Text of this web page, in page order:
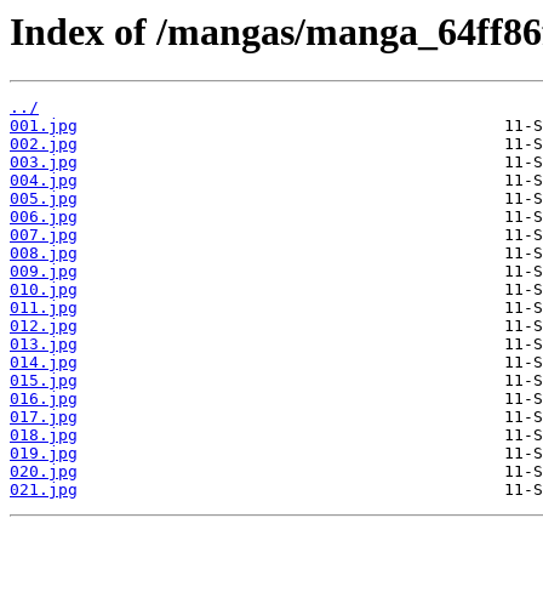
Index of /mangas/
../
001.jpg
002.jpg
003.jpg
004.jpg
005.jpg
006.jpg
007.jpg
008.jpg
009.jpg
010.jpg
011.jpg
012.jpg
013.jpg
014.jpg
015.jpg
016.jpg
017.jpg
018.jpg
019.jpg
020.jpg
021.jpg